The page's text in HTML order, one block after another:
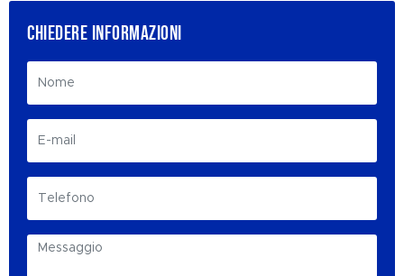
CHIEDERE INFORMAZIONI